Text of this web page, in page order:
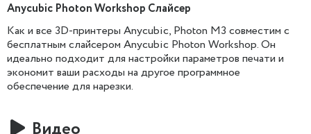
Anycubic Photon Workshop Слайсер
Как и все 3D-принтеры Anycubic, Photon M3 совместим с
бесплатным слайсером Anycubic Photon Workshop. Он
идеально подходит для настройки параметров печати и
экономит ваши расходы на другое программное
обеспечение для нарезки.